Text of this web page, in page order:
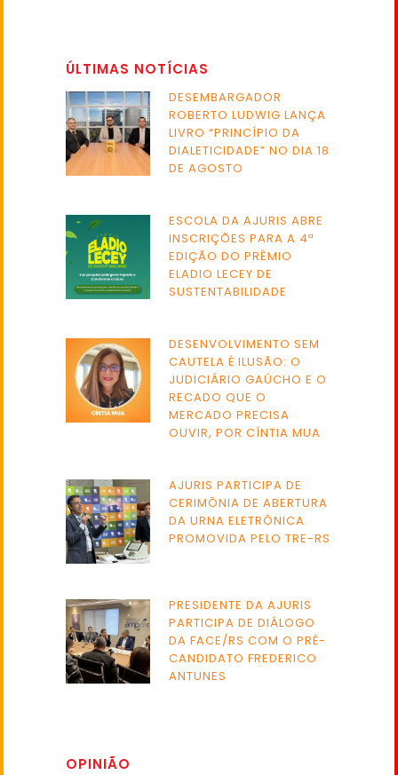
ÚLTIMAS NOTÍCIAS
DESEMBARGADOR
ROBERTO LUDWIG LANÇA
LIVRO “PRINCÍPIO DA
DIALETICIDADE” NO DIA 18
DE AGOSTO
ESCOLA DA AJURIS ABRE
INSCRIÇÕES PARA A 4ª
EDIÇÃO DO PRÊMIO
ELADIO LECEY DE
SUSTENTABILIDADE
DESENVOLVIMENTO SEM
CAUTELA É ILUSÃO: O
JUDICIÁRIO GAÚCHO E O
RECADO QUE O
MERCADO PRECISA
OUVIR, POR CÍNTIA MUA
AJURIS PARTICIPA DE
CERIMÔNIA DE ABERTURA
DA URNA ELETRÔNICA
PROMOVIDA PELO TRE-RS
PRESIDENTE DA AJURIS
PARTICIPA DE DIÁLOGO
DA FACE/RS COM O PRÉ-
CANDIDATO FREDERICO
ANTUNES
OPINIÃO